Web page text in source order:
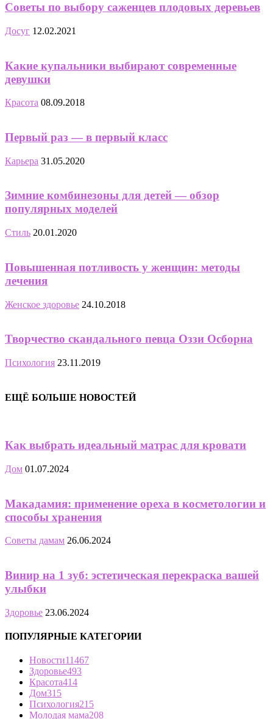
Советы по выбору саженцев плодовых деревьев
Досуг 12.02.2021
Какие купальники выбирают современные
девушки
Красота 08.09.2018
Первый раз — в первый класс
Карьера 31.05.2020
Зимние комбинезоны для детей — обзор
популярных моделей
Стиль 20.01.2020
Повышенная потливость у женщин: методы
лечения
Женское здоровье 24.10.2018
Творчество скандального певца Оззи Осборна
Психология 23.11.2019
ЕЩЁ БОЛЬШЕ НОВОСТЕЙ
Как выбрать идеальный матрас для кровати
Дом 01.07.2024
Макадамия: применение ореха в косметологии и
способы хранения
Советы дамам 26.06.2024
Винир на 1 зуб: эстетическая перекраска вашей
улыбки
Здоровье 23.06.2024
ПОПУЛЯРНЫЕ КАТЕГОРИИ
Новости11467
Здоровье493
Красота414
Дом315
Психология215
Молодая мама208